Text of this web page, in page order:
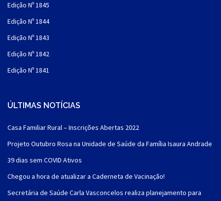
Edição Nº 1845
Edição Nº 1844
Edição Nº 1843
Edição Nº 1842
Edição Nº 1841
ÚLTIMAS NOTÍCIAS
Casa Familiar Rural – Inscrições Abertas 2022
Projeto Outubro Rosa na Unidade de Saúde da Família Isaura Andrade
39 dias sem COVID Ativos
Chegou a hora de atualizar a Caderneta de Vacinação!
Secretária de Saúde Carla Vasconcelos realiza planejamento para